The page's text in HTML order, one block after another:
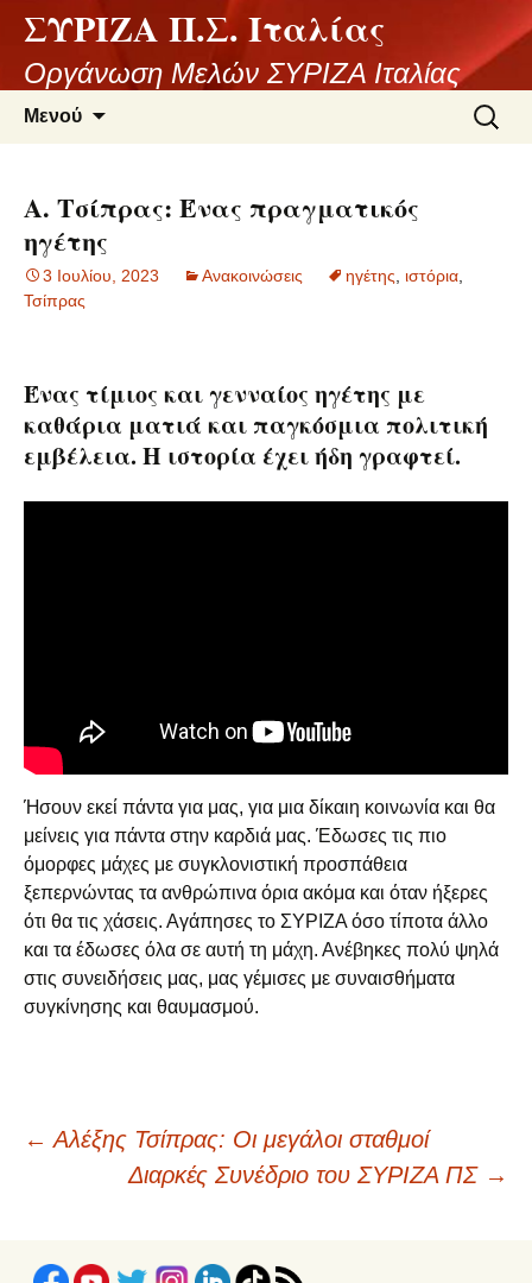
περιεχόμενο
ΣΥΡΙΖΑ Π.Σ. Ιταλίας
Οργάνωση Μελών ΣΥΡΙΖΑ Ιταλίας
Μενού
για:
Α. Tσίπρας: Ένας πραγματικός
ηγέτης
3 Ιουλίου, 2023 Ανακοινώσεις ηγέτης ιστόρια
Τσίπρας
Ένας τίμιος και γενναίος ηγέτης με
καθάρια ματιά και παγκόσμια πολιτική
εμβέλεια. Η ιστορία έχει ήδη γραφτεί.
Ήσουν εκεί πάντα για μας, για μια δίκαιη κοινωνία και θα
μείνεις για πάντα στην καρδιά μας. Έδωσες τις πιο
όμορφες μάχες με συγκλονιστική προσπάθεια
ξεπερνώντας τα ανθρώπινα όρια ακόμα και όταν ήξερες
ότι θα τις χάσεις. Αγάπησες το ΣΥΡΙΖΑ όσο τίποτα άλλο
και τα έδωσες όλα σε αυτή τη μάχη. Ανέβηκες πολύ ψηλά
στις συνειδήσεις μας, μας γέμισες με συναισθήματα
συγκίνησης και θαυμασμού.
Πλοήγηση
← Αλέξης Τσίπρας: Οι μεγάλοι σταθμοί
Διαρκές Συνέδριο του ΣΥΡΙΖΑ ΠΣ →